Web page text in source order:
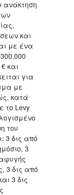
ανάκτηση
και
με ένα
και
για
με
κατά
το Levy
του
3 δις από
3
3 δις από
3 δις